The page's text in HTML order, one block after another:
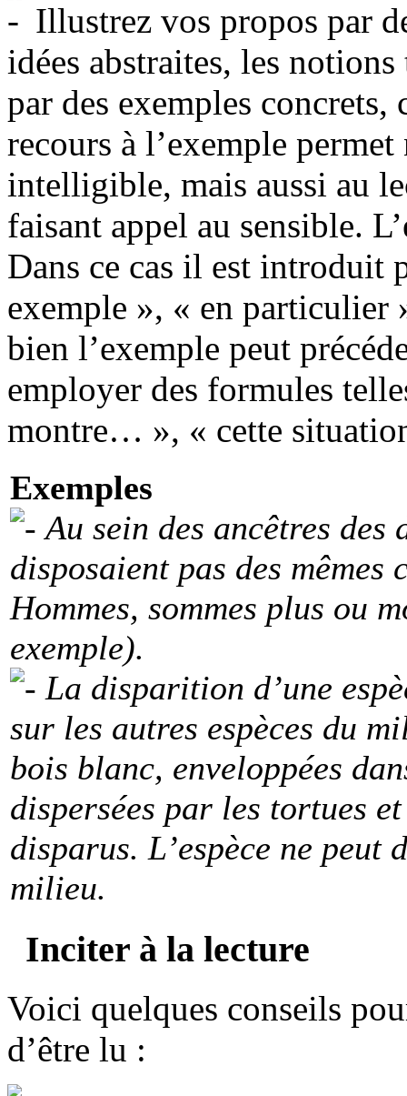
Illustrez vos propos par
idées abstraites, les
par des exemples
recours à l’exemple
intelligible, mais aussi au
faisant appel au sensible.
Dans ce cas il est introduit
exemple », « en
bien l’exemple peut
employer des formules
montre… », « cette
Exemples
Au sein des ancêtres
disposaient pas des mêmes
Hommes, sommes plus ou
exemple).
La disparition d’une
sur les autres espèces du
bois blanc, enveloppées
dispersées par les tortues
disparus. L’espèce ne peut
milieu.
Inciter à la lecture
Voici quelques conseils
d’être lu :